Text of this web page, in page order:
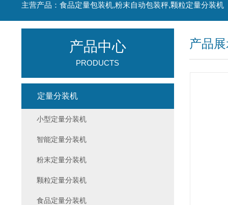
主营产品：食品定量包装机,粉末自动包装秤,颗粒定量分装机
产品
产品中心
PRODUCTS
定量分装机
小型定量分装机
智能定量分装机
粉末定量分装机
颗粒定量分装机
食品定量分装机